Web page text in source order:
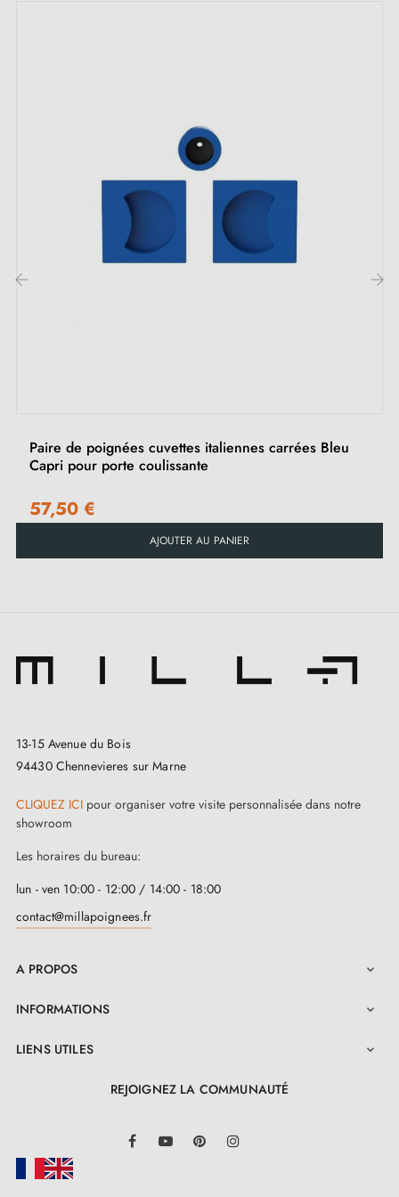
Deux poignées encastrées pour une installation de
chaque côté de la porte
Deux enjoliveurs magnétiques de 6 mm d'épaisseur
Un tire-doigt en laiton de 19 mm de diamètre, assorti
au reste du kit
Instructions de montage faciles à suivre
nettoyants chimiques. Un nettoyage doux avec un
chiffon humide suivi d'un séchage immédiat est
Paire de poignées cuvettes italiennes carrées Bleu
Capri pour porte coulissante
57,50 €
AJOUTER AU PANIER
13-15 Avenue du Bois
94430 Chennevieres sur Marne
CLIQUEZ ICI pour organiser votre visite personnalisée dans notre
showroom
Les horaires du bureau:
lun - ven 10:00 - 12:00 / 14:00 - 18:00
contact@millapoignees.fr
A PROPOS 
INFORMATIONS 
LIENS UTILES 
REJOIGNEZ LA COMMUNAUTÉ
FacebookYouTube Pinterest